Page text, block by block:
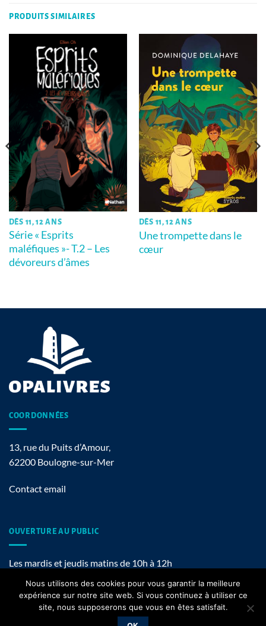
PRODUITS SIMILAIRES
DÈS 11, 12 ANS
Série « Esprits
maléfiques »- T.2 – Les
dévoreurs d’âmes
DÈS 11, 12 ANS
Une trompette dans le
cœur
COORDONNÉES
13, rue du Puits d’Amour,
62200 Boulogne-sur-Mer
Contact email
OUVERTURE AU PUBLIC
Les mardis et jeudis matins de 10h à 12h
Mentions légales
Nous utilisons des cookies pour vous garantir la meilleure
expérience sur notre site web. Si vous continuez à utiliser ce
site, nous supposerons que vous en êtes satisfait.